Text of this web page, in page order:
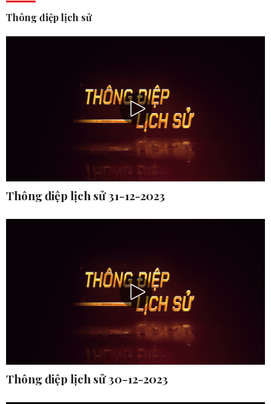
Thông điệp lịch sử
Thông điệp lịch sử 31-12-2023
Thông điệp lịch sử 30-12-2023